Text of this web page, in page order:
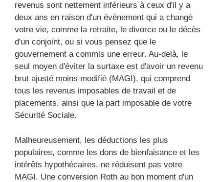
revenus sont nettement inférieurs à ceux d'il y a
deux ans en raison d'un événement qui a changé
votre vie, comme la retraite, le divorce ou le décès
d'un conjoint, ou si vous pensez que le
gouvernement a commis une erreur. Au-delà, le
seul moyen d'éviter la surtaxe est d'avoir un revenu
brut ajusté moins modifié (MAGI), qui comprend
tous les revenus imposables de travail et de
placements, ainsi que la part imposable de votre
Sécurité Sociale.
Malheureusement, les déductions les plus
populaires, comme les dons de bienfaisance et les
intérêts hypothécaires, ne réduisent pas votre
MAGI. Une conversion Roth au bon moment d'un